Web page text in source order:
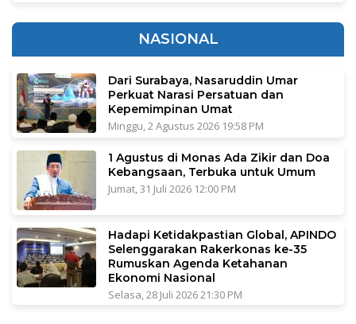
NASIONAL
Dari Surabaya, Nasaruddin Umar
Perkuat Narasi Persatuan dan
Kepemimpinan Umat
Minggu, 2 Agustus 2026 19:58 PM
1 Agustus di Monas Ada Zikir dan Doa
Kebangsaan, Terbuka untuk Umum
Jumat, 31 Juli 2026 12:00 PM
Hadapi Ketidakpastian Global, APINDO
Selenggarakan Rakerkonas ke-35
Rumuskan Agenda Ketahanan
Ekonomi Nasional
Selasa, 28 Juli 2026 21:30 PM